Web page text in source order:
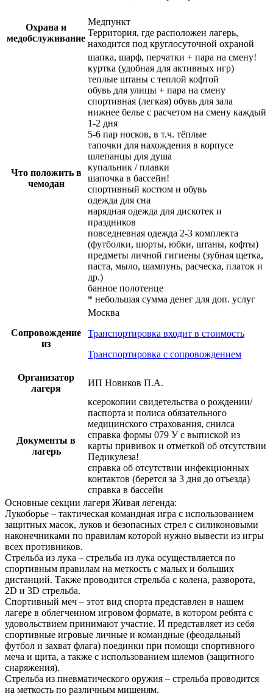
Охрана и
медобслуживание
Медпункт
Территория, где расположен лагерь,
находится под круглосуточной охраной
Что положить в
чемодан
шапка, шарф, перчатки + пара на смену!
куртка (удобная для активных игр)
теплые штаны с теплой кофтой
обувь для улицы + пара на смену
спортивная (легкая) обувь для зала
нижнее белье с расчетом на смену каждый
1-2 дня
5-6 пар носков, в т.ч. тёплые
тапочки для нахождения в корпусе
шлепанцы для душа
купальник / плавки
шапочка в бассейн!
спортивный костюм и обувь
одежда для сна
нарядная одежда для дискотек и
праздников
повседневная одежда 2-3 комплекта
(футболки, шорты, юбки, штаны, кофты)
предметы личной гигиены (зубная щетка,
паста, мыло, шампунь, расческа, платок и
др.)
банное полотенце
* небольшая сумма денег для доп. услуг
Сопровождение
из
Москва
Транспортировка входит в стоимость
Транспортировка с сопровождением
Организатор
лагеря
ИП Новиков П.А.
Документы в
лагерь
ксерокопии свидетельства о рождении/
паспорта и полиса обязательного
медицинского страхования, снилса
справка формы 079 У с выпиской из
карты прививок и отметкой об отсутствии
Педикулеза!
справка об отсутствии инфекционных
контактов (берется за 3 дня до отъезда)
справка в бассейн
Основные секции лагеря Живая легенда:
Лукоборье – тактическая командная игра с использованием
защитных масок, луков и безопасных стрел с силиконовыми
наконечниками по правилам которой нужно вывести из игры
всех противников.
Стрельба из лука – стрельба из лука осуществляется по
спортивным правилам на меткость с малых и больших
дистанций. Также проводится стрельба с колена, разворота,
2D и 3D стрельба.
Спортивный меч – этот вид спорта представлен в нашем
лагере в облегченном игровом формате, в котором ребята с
удовольствием принимают участие. И представляет из себя
спортивные игровые личные и командные (феодальный
футбол и захват флага) поединки при помощи спортивного
меча и щита, а также с использованием шлемов (защитного
снаряжения).
Стрельба из пневматического оружия – стрельба проводится
на меткость по различным мишеням.